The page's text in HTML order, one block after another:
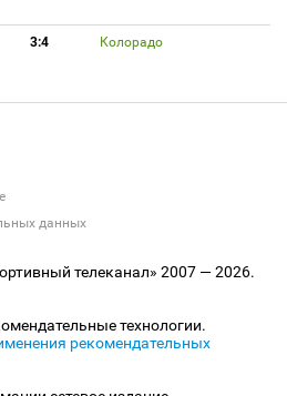
3:4 Колорадо
данных
телеканал» 2007 — 2026.
технологии.
рекомендательных